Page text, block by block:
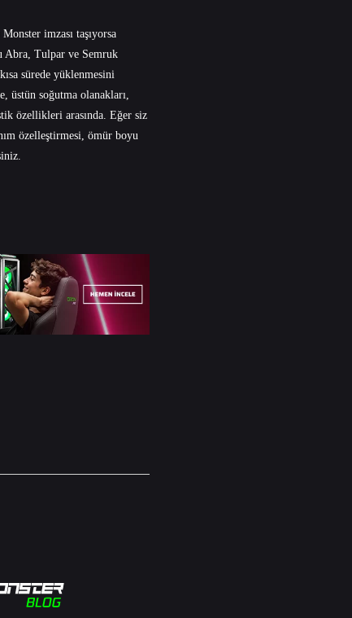
imzası taşıyorsa
Abra, Tulpar ve Semruk
sürede yüklenmesini
üstün soğutma olanakları,
özellikleri arasında. Eğer siz
özelleştirmesi, ömür boyu